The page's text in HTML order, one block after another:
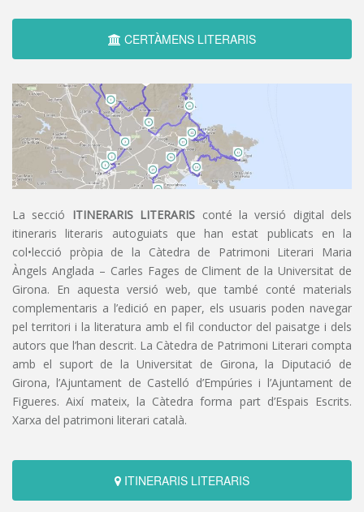
CERTÀMENS LITERARIS
La secció ITINERARIS LITERARIS conté la versió digital dels
itineraris literaris autoguiats que han estat publicats en la
col•lecció pròpia de la Càtedra de Patrimoni Literari Maria
Àngels Anglada – Carles Fages de Climent de la Universitat de
Girona. En aquesta versió web, que també conté materials
complementaris a l’edició en paper, els usuaris poden navegar
pel territori i la literatura amb el fil conductor del paisatge i dels
autors que l’han descrit. La Càtedra de Patrimoni Literari compta
amb el suport de la Universitat de Girona, la Diputació de
Girona, l’Ajuntament de Castelló d’Empúries i l’Ajuntament de
Figueres. Així mateix, la Càtedra forma part d’Espais Escrits.
Xarxa del patrimoni literari català.
ITINERARIS LITERARIS